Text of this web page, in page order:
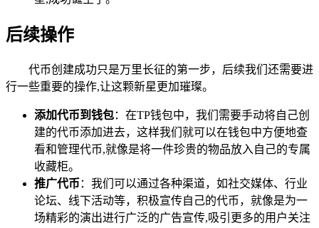
后续操作
代币创建成功只是万里长征的第一步，后续我们还需要进
行一些重要的操作,让这颗新星更加璀璨。
添加代币到钱包：在TP钱包中，我们需要手动将自己创
建的代币添加进去，这样我们就可以在钱包中方便地查
看和管理代币,就像是将一件珍贵的物品放入自己的专属
收藏柜。
推广代币 ：我们可以通过各种渠道，如社交媒体、行业
论坛、线下活动等，积极宣传自己的代币，就像是为一
场精彩的演出进行广泛的广告宣传,吸引更多的用户关注